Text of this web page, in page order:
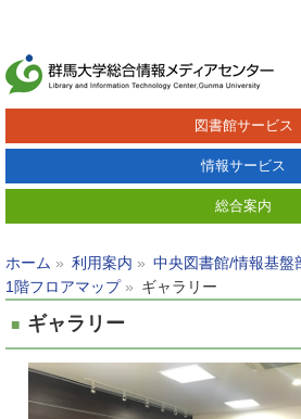
図書館サービス
情報サービス
総合案内
ホーム 利用案内
中央図書館/情報基盤
1階フロアマップ
ギャラリー
ギャラリー